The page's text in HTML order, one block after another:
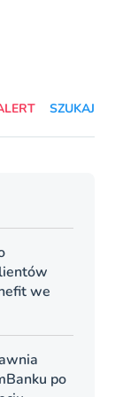
za
SZUKAJ
we
po